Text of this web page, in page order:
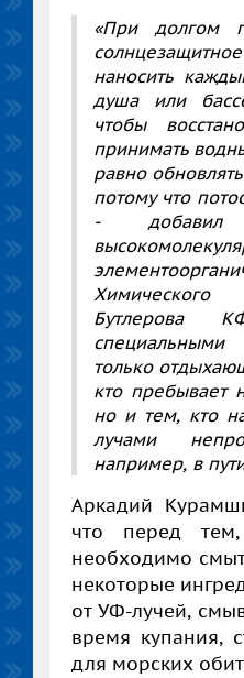
«При долгом
наносить
душа или
чтобы
принимать
равно
потому что
- добавил
Бутлерова
только
кто пребывает
но и тем, кто
лучами
например, в
Аркадий
что перед
необходимо
некоторые
от УФ-лучей,
время купания,
для морских